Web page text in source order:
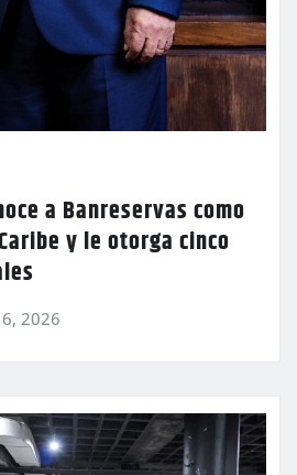
a Banreservas como
y le otorga cinco
2026